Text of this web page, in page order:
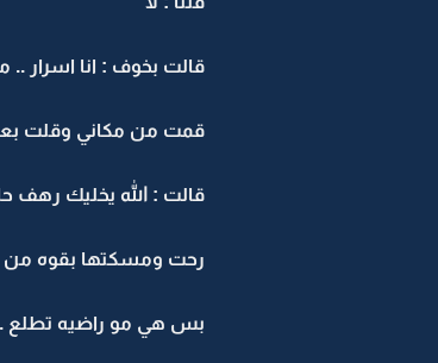
قالت بخوف : انا اسرار
قمت من مكاني وقلت
قالت : الله يخليك رهف
رحت ومسكتها بقوه من يدها
بس هي مو راضيه تطلع ..